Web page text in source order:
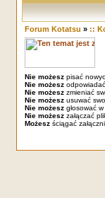
Forum Kotatsu » ::
Nie możeszpisać
Nie możesz
Nie możeszzmieniać
Nie możeszusuwać
Nie możeszgłosować
Nie możeszzałączać
Możeszściągać